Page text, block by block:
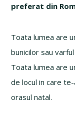
preferat din
Toata lumea are
bunicilor sau
Toata lumea are
de locul in care
orasul natal.